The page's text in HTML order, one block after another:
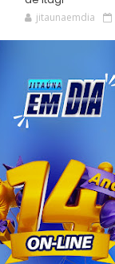
jitaunaemdia